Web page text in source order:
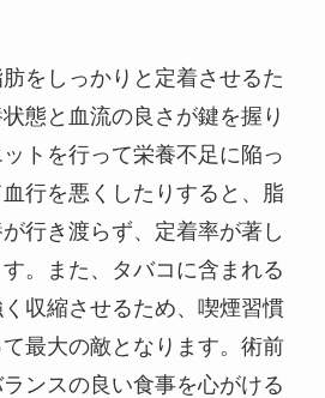
をしっかりと定着させるた
態と血流の良さが鍵を握り
トを行って栄養不足に陥っ
行を悪くしたりすると、脂
行き渡らず、定着率が著し
。また、タバコに含まれる
収縮させるため、喫煙習慣
最大の敵となります。術前
ンスの良い食事を心がける